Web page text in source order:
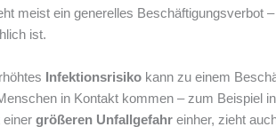
meist ein generelles Beschäftigungsverbot
ist.
Infektionsrisiko kann zu einem
in Kontakt kommen – zum Beispiel
einer größeren Unfallgefahr einher, zieht